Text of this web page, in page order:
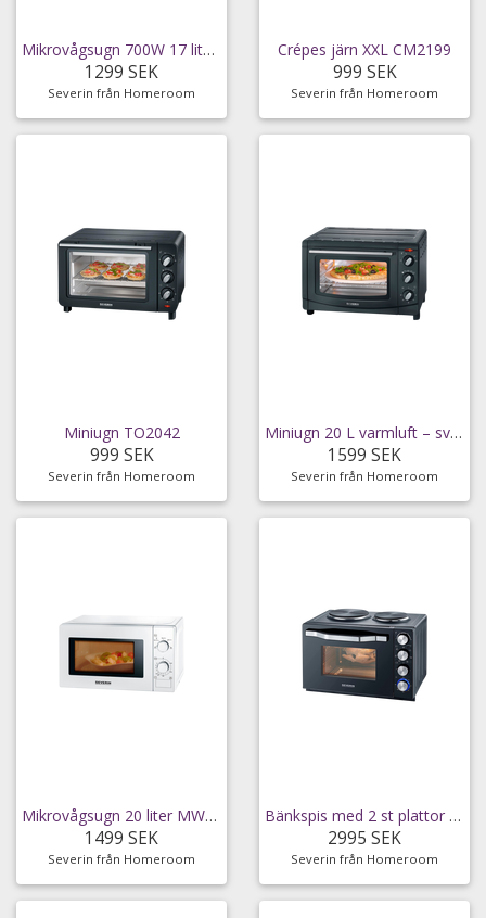
Mikrovågsugn 700W 17 liter MW 7885
1299 SEK
Severin från Homeroom
Crépes järn XXL CM2199
999 SEK
Severin från Homeroom
Miniugn TO2042
999 SEK
Severin från Homeroom
Miniugn 20 L varmluft – svart TO2068
1599 SEK
Severin från Homeroom
Mikrovågsugn 20 liter MW7770 Mekanisk
1499 SEK
Severin från Homeroom
Bänkspis med 2 st plattor och ugn
2995 SEK
Severin från Homeroom